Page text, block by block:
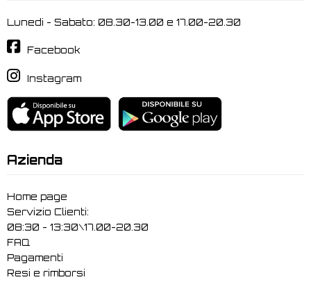
Lunedi - Sabato: 08.30-13.00 e 17.00-20.30
Facebook
Instagram
Azienda
Home page
Servizio Clienti:
08:30 - 13:30\17.00-20.30
FAQ
Pagamenti
Resi e rimborsi